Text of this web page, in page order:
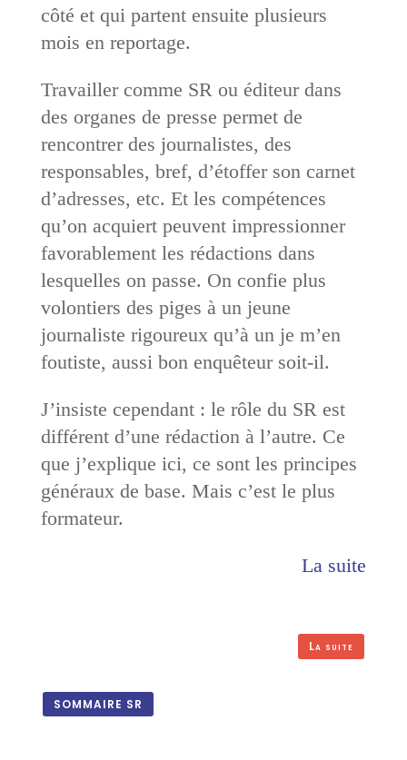
côté et qui partent ensuite plusieurs
mois en reportage.
Travailler comme SR ou éditeur dans
des organes de presse permet de
rencontrer des journalistes, des
responsables, bref, d’étoffer son carnet
d’adresses, etc. Et les compétences
qu’on acquiert peuvent impressionner
favorablement les rédactions dans
lesquelles on passe. On confie plus
volontiers des piges à un jeune
journaliste rigoureux qu’à un je m’en
foutiste, aussi bon enquêteur soit-il.
J’insiste cependant : le rôle du SR est
différent d’une rédaction à l’autre. Ce
que j’explique ici, ce sont les principes
généraux de base. Mais c’est le plus
formateur.
La suite
La suite
SOMMAIRE SR